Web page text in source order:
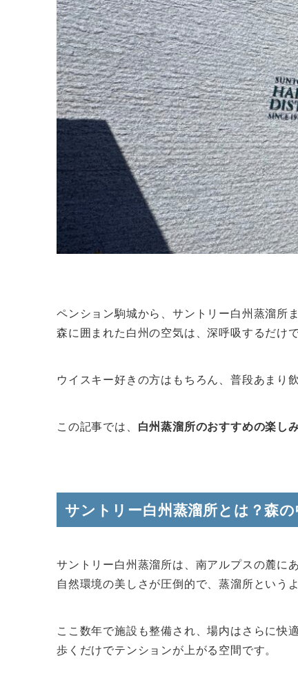
ペンション駒城から、サントリー白州蒸溜所
森に囲まれた白州の空気は、深呼吸するだけ
ウイスキー好きの方はもちろん、普段あまり
この記事では、 白州蒸溜所のおすすめの楽し
サントリー白州蒸溜所とは？森
サントリー白州蒸溜所は、南アルプスの麓に
自然環境の美しさが圧倒的で、蒸溜所という
ここ数年で施設も整備され、場内はさらに快適
歩くだけでテンションが上がる空間です。